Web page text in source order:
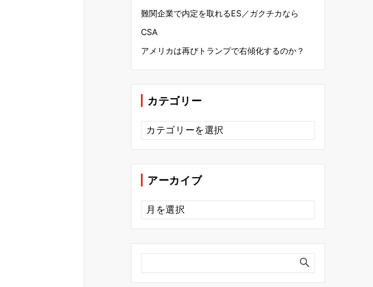
難関企業で内定を取れるES／ガクチカなら
CSA
アメリカは再びトランプで右傾化するのか？
カテゴリー
カ
テ
ゴ
ー
アーカイブ
ア
ー
カ
ブ